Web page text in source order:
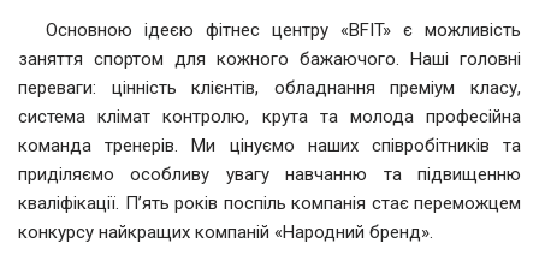
Основною ідеєю фітнес центру «BFIT» є можливість
заняття спортом для кожного бажаючого. Наші головні
переваги: цінність клієнтів, обладнання преміум класу,
система клімат контролю, крута та молода професійна
команда тренерів. Ми цінуємо наших співробітників та
приділяємо особливу увагу навчанню та підвищенню
кваліфікації. П’ять років поспіль компанія стає переможцем
конкурсу найкращих компаній «Народний бренд».